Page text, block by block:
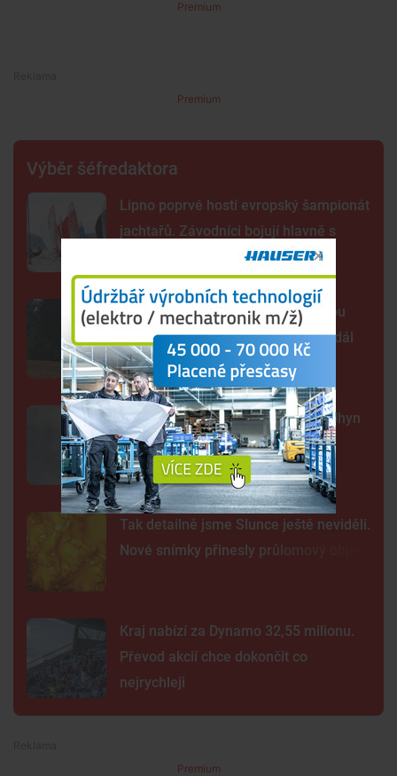
Premium
Premium
Výběr šéfredaktora
Lipno poprvé hostí evropský šampionát
jachtařů. Závodníci bojují hlavně s
Šelma na jihu Čech? Záběry mohou
zachycovat kočku, policie hlášení dál
prověřuje
Sto mrtvých ryb v centru Budějc. Úhyn
mohl způsobit déšť a nedostatek
kyslíku
Tak detailně jsme Slunce ještě neviděli.
Nové snímky přinesly průlomový objev
Kraj nabízí za Dynamo 32,55 milionu.
Převod akcií chce dokončit co
nejrychleji
Premium